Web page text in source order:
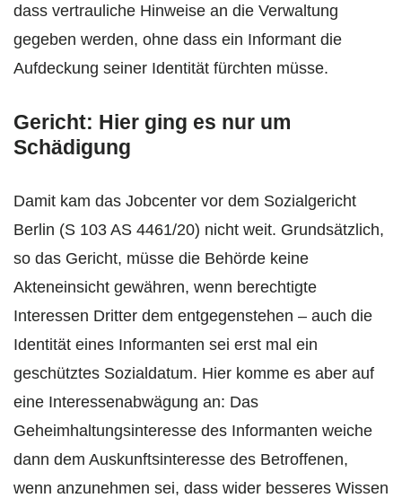
dass vertrauliche Hinweise an die Verwaltung
gegeben werden, ohne dass ein Informant die
Aufdeckung seiner Identität fürchten müsse.
Gericht: Hier ging es nur um
Schädigung
Damit kam das Jobcenter vor dem Sozialgericht
Berlin (S 103 AS 4461/20) nicht weit. Grundsätzlich,
so das Gericht, müsse die Behörde keine
Akteneinsicht gewähren, wenn berechtigte
Interessen Dritter dem entgegenstehen – auch die
Identität eines Informanten sei erst mal ein
geschütztes Sozialdatum. Hier komme es aber auf
eine Interessenabwägung an: Das
Geheimhaltungsinteresse des Informanten weiche
dann dem Auskunftsinteresse des Betroffenen,
wenn anzunehmen sei, dass wider besseres Wissen